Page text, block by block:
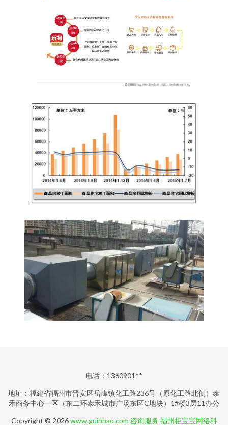
电话：1360901**
地址：福建省福州市晋安区岳峰镇化工路236号（原化工路北侧）泰
禾商务中心一区（东二环泰禾城市广场东区C地块）1#楼3层11办公
Copyright © 2026www.guibbao.com 咨询服务 福州柜宝宝网络科